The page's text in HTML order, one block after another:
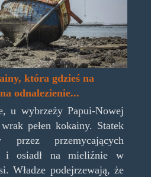
która gdzieś na
odnalezienie...
u wybrzeży Papui-Nowej
pełen kokainy. Statek
przez przemycających
i osiadł na mieliźnie w
Władze podejrzewają, że